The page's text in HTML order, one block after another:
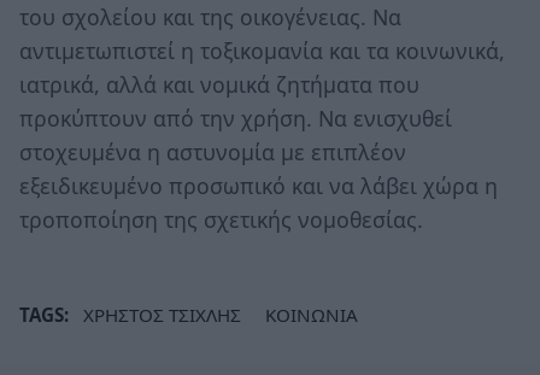
του σχολείου και της οικογένειας. Να
αντιμετωπιστεί η τοξικομανία και τα κοινωνικά,
ιατρικά, αλλά και νομικά ζητήματα που
προκύπτουν από την χρήση. Να ενισχυθεί
στοχευμένα η αστυνομία με επιπλέον
εξειδικευμένο προσωπικό και να λάβει χώρα η
τροποποίηση της σχετικής νομοθεσίας.
TAGS: ΧΡΗΣΤΟΣ ΤΣΙΧΛΗΣ ΚΟΙΝΩΝΙΑ